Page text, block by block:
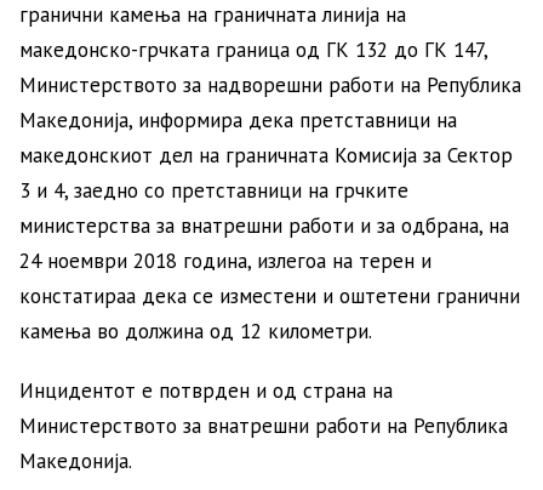
гранични камења на граничната линија на
македонско-грчката граница од ГК 132 до ГК 147,
Министерството за надворешни работи на Република
Македонија, информира дека претставници на
македонскиот дел на граничната Комисија за Сектор
3 и 4, заедно со претставници на грчките
министерства за внатрешни работи и за одбрана, на
24 ноември 2018 година, излегоа на терен и
констатираа дека се изместени и оштетени гранични
камења во должина од 12 километри.
Инцидентот е потврден и од страна на
Министерството за внатрешни работи на Република
Македонија.